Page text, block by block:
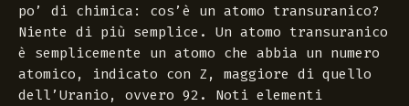
po’ di chimica: cos’è un atomo transuranico?
Niente di più semplice. Un atomo transuranico
è semplicemente un atomo che abbia un numero
atomico, indicato con Z , maggiore di quello
dell’Uranio, ovvero 92. Noti elementi